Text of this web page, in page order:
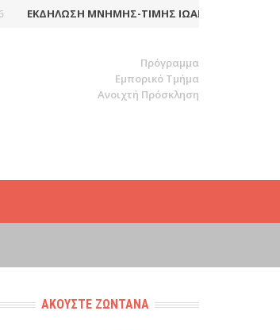
ΕΚΔΉΛΩΣΗ ΜΝΉΜΗΣ-ΤΙΜΉΣ ΙΩΆΝΝΗ-ΙΑΚΏΒΟΥ
Πρόγραμμα
Εμπορικό Τμήμα
Ανοιχτή Πρόσκληση
ΑΚΟΎΣΤΕ ΖΩΝΤΑΝΆ